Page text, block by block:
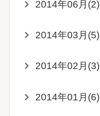
2014年06月(2)
2014年03月(5)
2014年02月(3)
2014年01月(6)